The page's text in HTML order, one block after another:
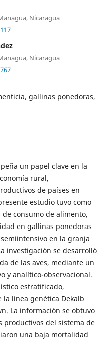
Nicaragua
Nicaragua
gallinas ponedoras,
un papel clave en la
rural,
de países en
estudio tuvo como
consumo de alimento,
en gallinas ponedoras
en la granja
investigación se desarrolló
de las aves, mediante un
y analítico-observacional.
estratificado,
línea genética Dekalb
La información se obtuvo
del sistema de
una baja mortalidad